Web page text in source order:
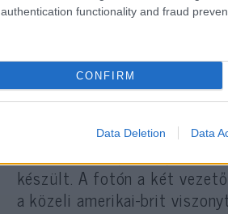
authentication functionality and fraud
CONFIRM
Data Deletion Data
kormányfővé választása
a G7-es országcsoport
méltatta őt, a többi között
kereskedelmi
Európai Unióból történő
Az amerikai sajtót bejárta
készült. A fotón a két
a közeli amerikai-brit